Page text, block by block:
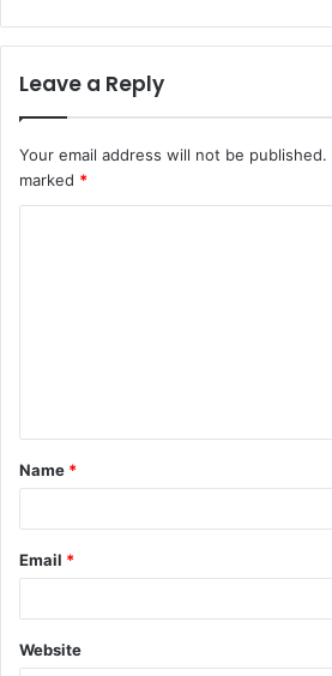
Leave a Reply
Your email address will not be published.
marked *
Name *
Email *
Website